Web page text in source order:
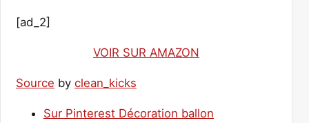
[ad_2]
VOIR SUR AMAZON
Source by clean_kicks
Sur Pinterest Décoration ballon